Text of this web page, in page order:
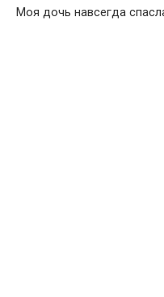
Моя дочь навсегда